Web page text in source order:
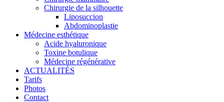
Chirurgie de la silhouette
Liposuccion
Abdominoplastie
Médecine esthétique
Acide hyaluronique
Toxine botulique
Médecine régénérative
ACTUALITÉS
Tarifs
Photos
Contact